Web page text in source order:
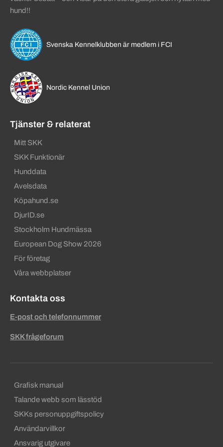
hund!!
Svenska Kennelklubben är medlem i FCI
Nordic Kennel Union
Tjänster & relaterat
Mitt SKK
SKK Funktionär
Hunddata
Avelsdata
Köpahund.se
DjurID.se
Stockholm Hundmässa
European Dog Show 2026
För företag
Våra webbplatser
Kontakta oss
E-post och telefonnummer
SKK frågeforum
Sekundära sidfotslänkar
Grafisk manual
Talande webb som lässtöd
SKKs personuppgiftspolicy
Användarvillkor
Ansvarig utgivare